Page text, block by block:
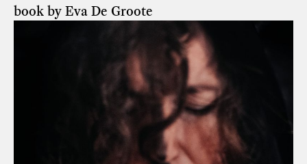
book by Eva De Groote